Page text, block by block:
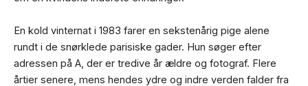
En kold vinternat i 1983 farer en sekstenårig pige alene
rundt i de snørklede parisiske gader. Hun søger efter
adressen på A, der er tredive år ældre og fotograf. Flere
årtier senere, mens hendes ydre og indre verden falder fra